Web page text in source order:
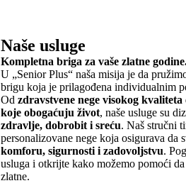
Naše usluge
Kompletna briga za vaše zlatne
U „Senior Plus“ naša misija je da
brigu koja je prilagođena individualnim
Odzdravstvene nege visokog kvaliteta
koje obogaćuju život, naše usluge su
zdravlje, dobrobit i sreću. Naš stručni
personalizovane nege koja osigurava da
komforu, sigurnosti i zadovoljstvu.
usluga i otkrijte kako možemo pomoći
zlatne.